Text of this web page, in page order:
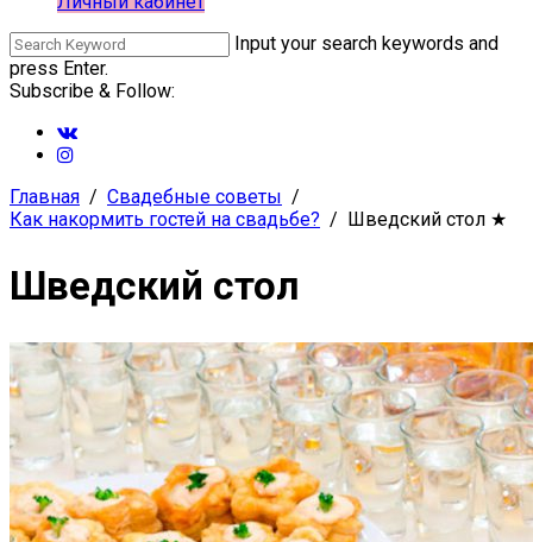
Input your search keywords and
press Enter.
Subscribe & Follow:
Главная
Свадебные советы
Как накормить гостей на свадьбе?
Шведский стол ★
Шведский стол